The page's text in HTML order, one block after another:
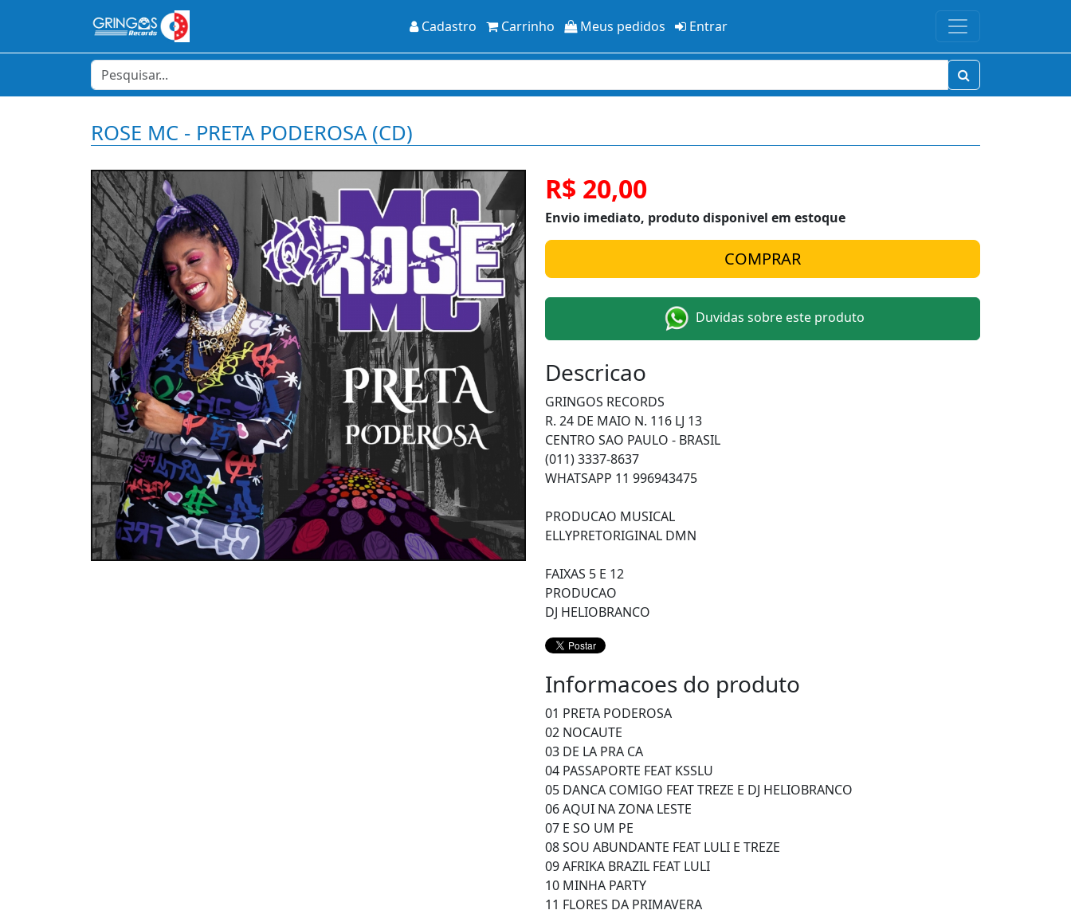
Cadastro Carrinho Meus pedidos Entrar
ROSE MC - PRETA PODEROSA (CD)
R$ 20,00
Envio imediato, produto disponivel em estoque
Duvidas sobre este produto
Descricao
GRINGOS RECORDS
R. 24 DE MAIO N. 116 LJ 13
CENTRO SAO PAULO - BRASIL
(011) 3337-8637
WHATSAPP 11 996943475
PRODUCAO MUSICAL
ELLYPRETORIGINAL DMN
FAIXAS 5 E 12
PRODUCAO
DJ HELIOBRANCO
Informacoes do produto
01 PRETA PODEROSA
02 NOCAUTE
03 DE LA PRA CA
04 PASSAPORTE FEAT KSSLU
05 DANCA COMIGO FEAT TREZE E DJ HELIOBRANCO
06 AQUI NA ZONA LESTE
07 E SO UM PE
08 SOU ABUNDANTE FEAT LULI E TREZE
09 AFRIKA BRAZIL FEAT LULI
10 MINHA PARTY
11 FLORES DA PRIMAVERA